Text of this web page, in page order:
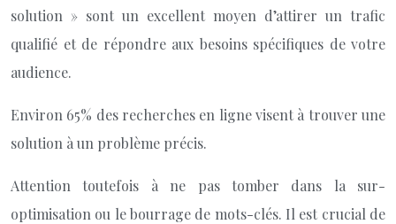
solution » sont un excellent moyen d’attirer un trafic
qualifié et de répondre aux besoins spécifiques de votre
audience.
Environ 65% des recherches en ligne visent à trouver une
solution à un problème précis.
Attention toutefois à ne pas tomber dans la sur-
optimisation ou le bourrage de mots-clés. Il est crucial de